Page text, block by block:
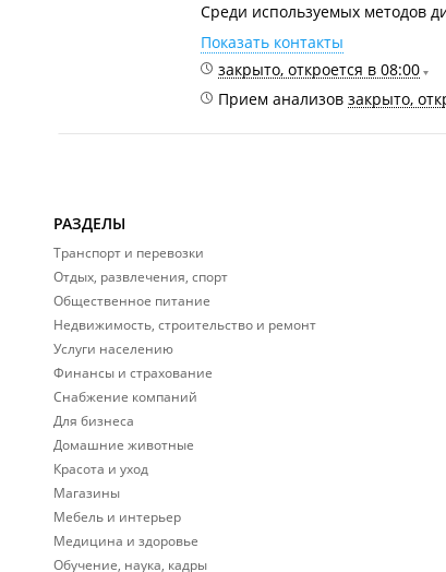
Среди используемых методов
Показать контакты
закрыто, откроется в 08:00
Прием анализов закрыто,
РАЗДЕЛЫ
Транспорт и перевозки
Отдых, развлечения, спорт
Общественное питание
Недвижимость, строительство и ремонт
Услуги населению
Финансы и страхование
Снабжение компаний
Для бизнеса
Домашние животные
Красота и уход
Магазины
Мебель и интерьер
Медицина и здоровье
Обучение, наука, кадры